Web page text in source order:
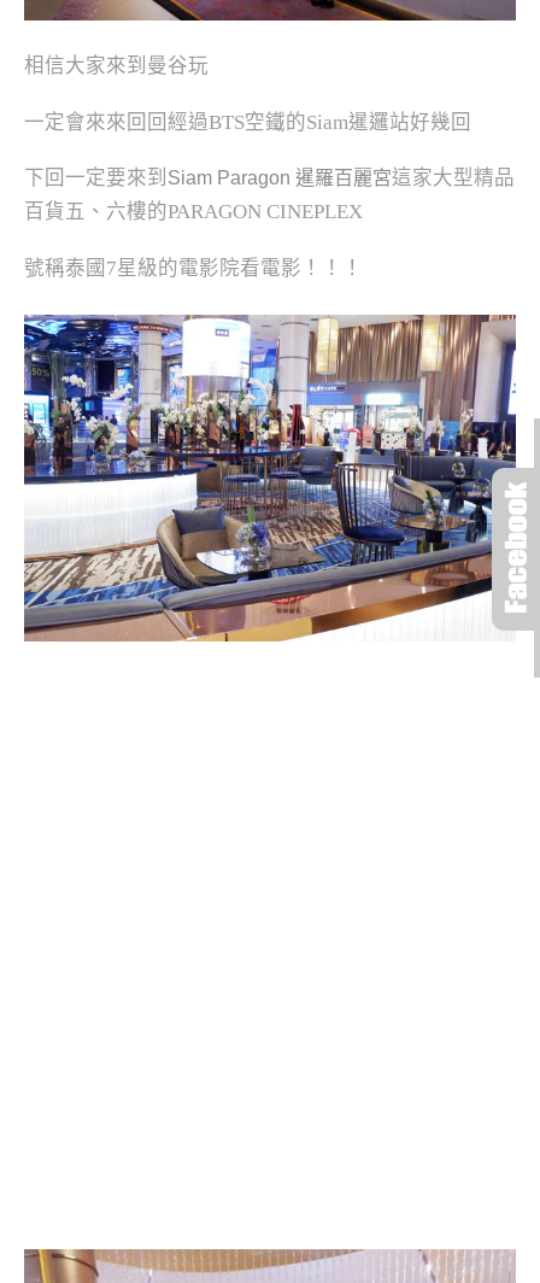
相信大家來到曼谷玩
一定會來來回回經過BTS空鐵的Siam暹邏站好幾回
下回一定要來到 Siam Paragon 暹羅百麗宮這家大型精品
百貨五、六樓的PARAGON CINEPLEX
號稱泰國7星級的電影院看電影！！！